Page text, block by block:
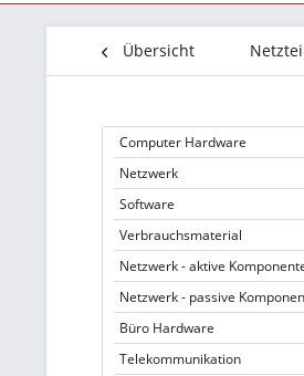
Übersicht
Computer Hardware
Netzwerk
Software
Verbrauchsmaterial
Netzwerk - aktive
Netzwerk - passive
Büro Hardware
Telekommunikation